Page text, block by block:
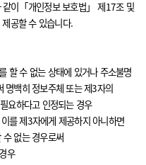
같이「개인정보 보호법」 제17조 및
공할 수 있습니다.
할 수 없는 상태에 있거나 주소불명
명백히 정보주체 또는 제3자의
요하다고 인정되는 경우
를 제3자에게 제공하지 아니하면
수 없는 경우로써
우